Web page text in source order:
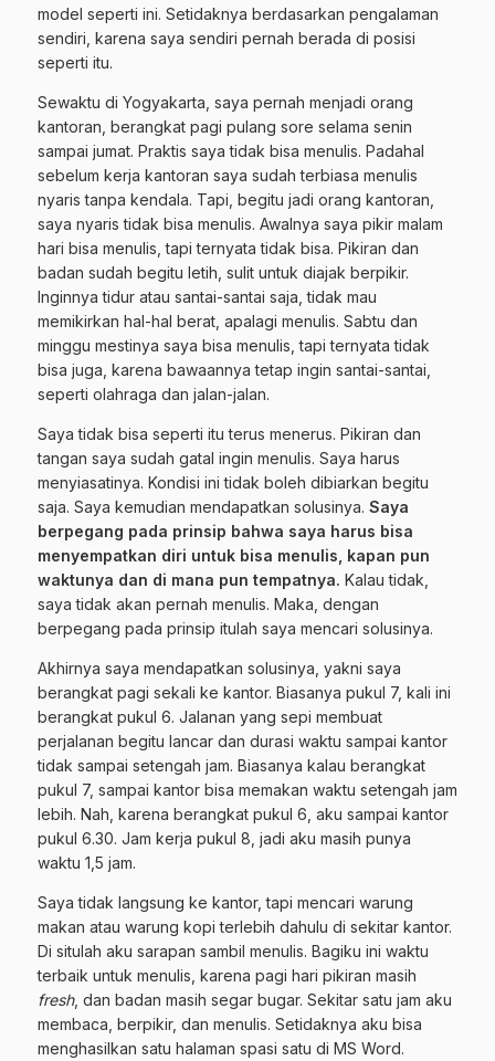
model seperti ini. Setidaknya berdasarkan pengalaman
sendiri, karena saya sendiri pernah berada di posisi
seperti itu.
Sewaktu di Yogyakarta, saya pernah menjadi orang
kantoran, berangkat pagi pulang sore selama senin
sampai jumat. Praktis saya tidak bisa menulis. Padahal
sebelum kerja kantoran saya sudah terbiasa menulis
nyaris tanpa kendala. Tapi, begitu jadi orang kantoran,
saya nyaris tidak bisa menulis. Awalnya saya pikir malam
hari bisa menulis, tapi ternyata tidak bisa. Pikiran dan
badan sudah begitu letih, sulit untuk diajak berpikir.
Inginnya tidur atau santai-santai saja, tidak mau
memikirkan hal-hal berat, apalagi menulis. Sabtu dan
minggu mestinya saya bisa menulis, tapi ternyata tidak
bisa juga, karena bawaannya tetap ingin santai-santai,
seperti olahraga dan jalan-jalan.
Saya tidak bisa seperti itu terus menerus. Pikiran dan
tangan saya sudah gatal ingin menulis. Saya harus
menyiasatinya. Kondisi ini tidak boleh dibiarkan begitu
saja. Saya kemudian mendapatkan solusinya. Saya
berpegang pada prinsip bahwa saya harus bisa
menyempatkan diri untuk bisa menulis, kapan pun
waktunya dan di mana pun tempatnya. Kalau tidak,
saya tidak akan pernah menulis. Maka, dengan
berpegang pada prinsip itulah saya mencari solusinya.
Akhirnya saya mendapatkan solusinya, yakni saya
berangkat pagi sekali ke kantor. Biasanya pukul 7, kali ini
berangkat pukul 6. Jalanan yang sepi membuat
perjalanan begitu lancar dan durasi waktu sampai kantor
tidak sampai setengah jam. Biasanya kalau berangkat
pukul 7, sampai kantor bisa memakan waktu setengah jam
lebih. Nah, karena berangkat pukul 6, aku sampai kantor
pukul 6.30. Jam kerja pukul 8, jadi aku masih punya
waktu 1,5 jam.
Saya tidak langsung ke kantor, tapi mencari warung
makan atau warung kopi terlebih dahulu di sekitar kantor.
Di situlah aku sarapan sambil menulis. Bagiku ini waktu
terbaik untuk menulis, karena pagi hari pikiran masih
fresh, dan badan masih segar bugar. Sekitar satu jam aku
membaca, berpikir, dan menulis. Setidaknya aku bisa
menghasilkan satu halaman spasi satu di MS Word.